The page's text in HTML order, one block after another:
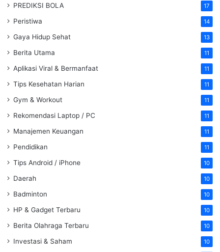
PREDIKSI BOLA 17
Peristiwa 14
Gaya Hidup Sehat 13
Berita Utama 11
Aplikasi Viral & Bermanfaat 11
Tips Kesehatan Harian 11
Gym & Workout 11
Rekomendasi Laptop / PC 11
Manajemen Keuangan 11
Pendidikan 11
Tips Android / iPhone 10
Daerah 10
Badminton 10
HP & Gadget Terbaru 10
Berita Olahraga Terbaru 10
Investasi & Saham 10